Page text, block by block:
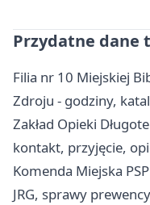
Przydatne dane
Filia nr 10 Miejskiej
Zdroju - godziny,
Zakład Opieki
kontakt, przyjęcie,
Komenda Miejska
JRG, sprawy